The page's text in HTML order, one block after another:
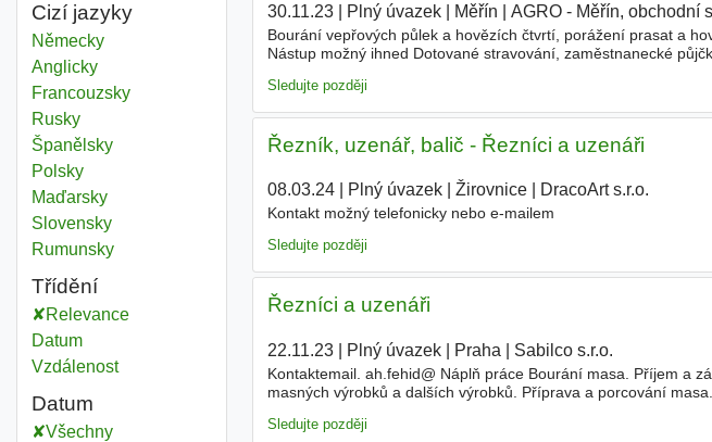
Cizí jazyky
Německy
Anglicky
Francouzsky
Rusky
Španělsky
Polsky
Maďarsky
Slovensky
Rumunsky
Třídění
Relevance
Datum
Vzdálenost
Datum
Všechny
30.11.23| Plný úvazek| Měřín AGRO - Měřín, obchodní
Bourání vepřových půlek a hovězích čtvrtí, porážení prasat a
Nástup možný ihned Dotované stravování, zaměstnanecké
Sledujte později
Řezník, uzenář, balič - Řezníci a uzenáři
08.03.24| Plný úvazek| Žirovnice| DracoArt s.r.o.
Kontakt možný telefonicky nebo e-mailem
Sledujte později
Řezníci a uzenáři
22.11.23| Plný úvazek| Praha Sabilco s.r.o.
Kontaktemail. ah.fehid@ Náplň práce Bourání masa. Příjem a
masných výrobků a dalších výrobků. Příprava a porcování
Sledujte později